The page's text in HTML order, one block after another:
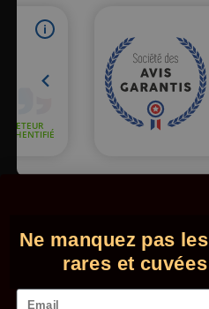
© 2026 - Comptoir des
Mentions légales
CGV
Ne manquez pas
rares et
Email